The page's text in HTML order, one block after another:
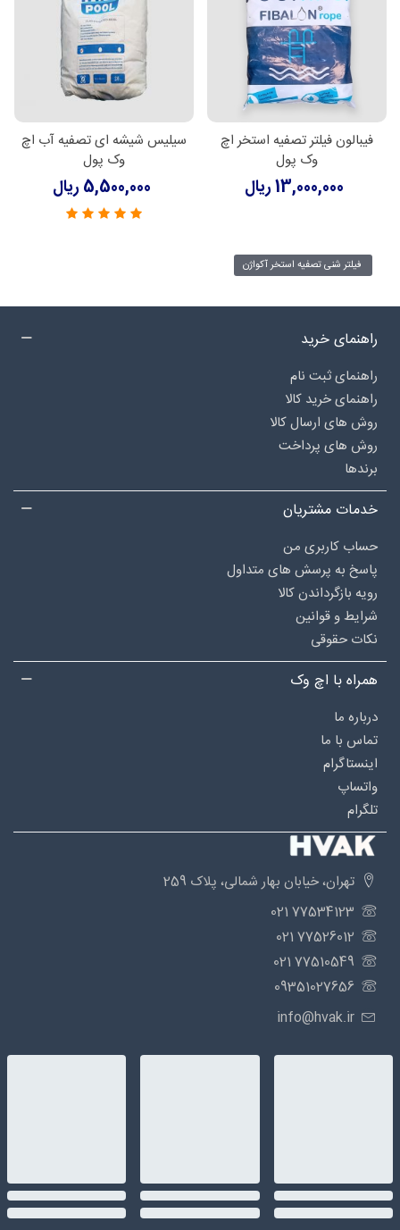
فیبالون فیلتر تصفیه استخر اچ
وک پول
13,000,000 ریال
سیلیس شیشه ای تصفیه آب اچ
وک پول
5,500,000 ریال
فیلتر شنی تصفیه استخر آکواژن
راهنمای خرید
راهنمای ثبت نام
راهنمای خرید کالا
روش های ارسال کالا
روش های پرداخت
برندها
خدمات مشتریان
حساب کاربری من
پاسخ به پرسش های متداول
رویه بازگرداندن کالا
شرایط و قوانین
نکات حقوقی
همراه با اچ وک
درباره‌ ما
تماس با ما
اینستاگرام
واتساپ
تلگرام
تهران، خیابان بهار شمالی، پلاک 259
77534123 021
77526012 021
77510549 021
09351027656
info@hvak.ir